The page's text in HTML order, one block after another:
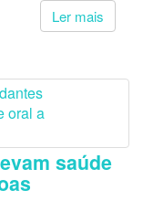
Ler mais
saúde